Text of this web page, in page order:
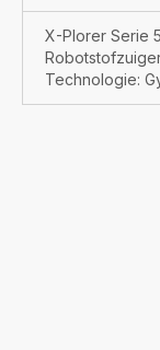
X-Plorer Serie
Technologie: